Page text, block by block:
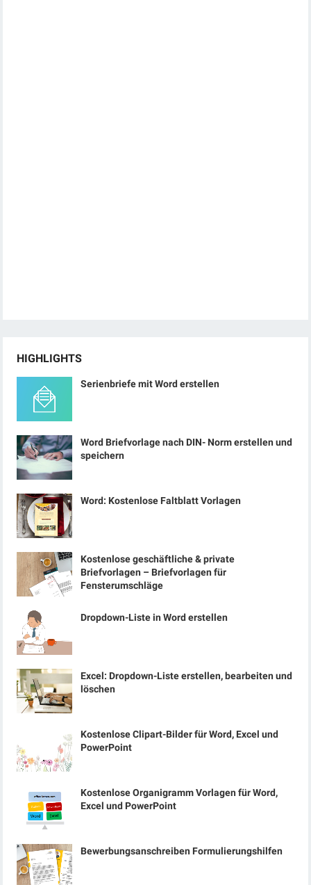
HIGHLIGHTS
Serienbriefe mit Word erstellen
Word Briefvorlage nach DIN- Norm erstellen und
speichern
Word: Kostenlose Faltblatt Vorlagen
Kostenlose geschäftliche & private
Briefvorlagen – Briefvorlagen für
Fensterumschläge
Dropdown-Liste in Word erstellen
Excel: Dropdown-Liste erstellen, bearbeiten und
löschen
Kostenlose Clipart-Bilder für Word, Excel und
PowerPoint
Kostenlose Organigramm Vorlagen für Word,
Excel und PowerPoint
Bewerbungsanschreiben Formulierungshilfen